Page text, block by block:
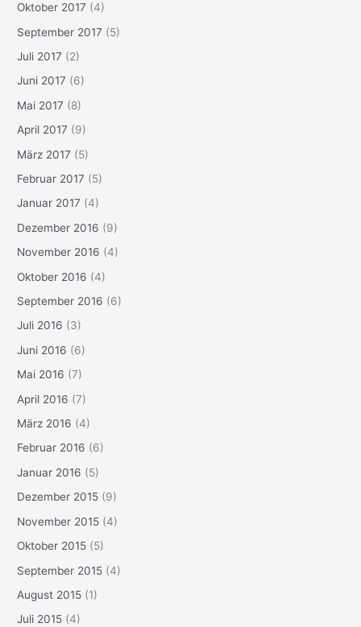
Oktober 2017 (4)
September 2017 (5)
Juli 2017 (2)
Juni 2017 (6)
Mai 2017 (8)
April 2017 (9)
März 2017 (5)
Februar 2017 (5)
Januar 2017 (4)
Dezember 2016 (9)
November 2016 (4)
Oktober 2016 (4)
September 2016 (6)
Juli 2016 (3)
Juni 2016 (6)
Mai 2016 (7)
April 2016 (7)
März 2016 (4)
Februar 2016 (6)
Januar 2016 (5)
Dezember 2015 (9)
November 2015 (4)
Oktober 2015 (5)
September 2015 (4)
August 2015 (1)
Juli 2015 (4)